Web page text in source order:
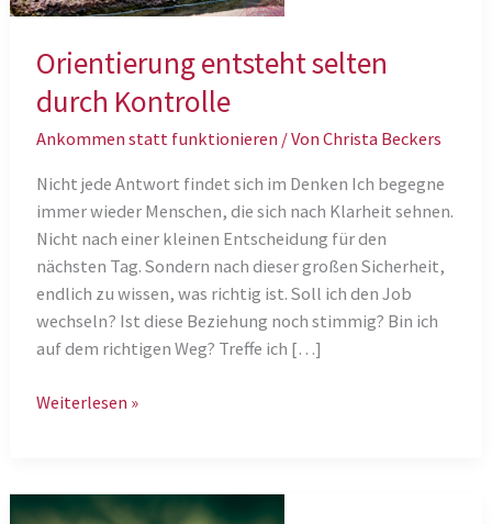
Orientierung entsteht selten
durch Kontrolle
Ankommen statt funktionieren / VonChrista Beckers
Nicht jede Antwort findet sich im Denken Ich begegne
immer wieder Menschen, die sich nach Klarheit sehnen.
Nicht nach einer kleinen Entscheidung für den
nächsten Tag. Sondern nach dieser großen Sicherheit,
endlich zu wissen, was richtig ist. Soll ich den Job
wechseln? Ist diese Beziehung noch stimmig? Bin ich
auf dem richtigen Weg? Treffe ich […]
Orientierung
Kontrolle
Weiterlesen »